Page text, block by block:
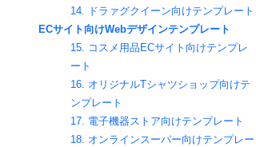
14. ドラァグクイーン向けテンプレート
ECサイト向けWebデザインテンプレート
15. コスメ用品ECサイト向けテンプレ
ート
16. オリジナルTシャツショップ向けテ
ンプレート
17. 電子機器ストア向けテンプレート
18. オンラインスーパー向けテンプレー